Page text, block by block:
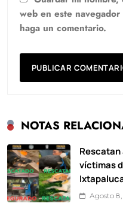
web en este
haga un comentario.
NOTAS
Rescatan
víctimas
Agosto